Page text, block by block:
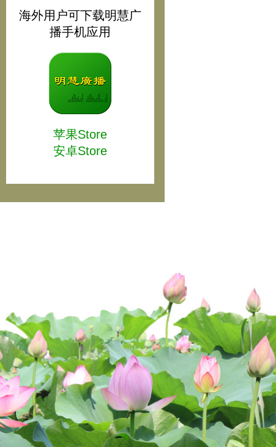
海外用户可下载明慧广
播手机应用
苹果Store
安卓Store